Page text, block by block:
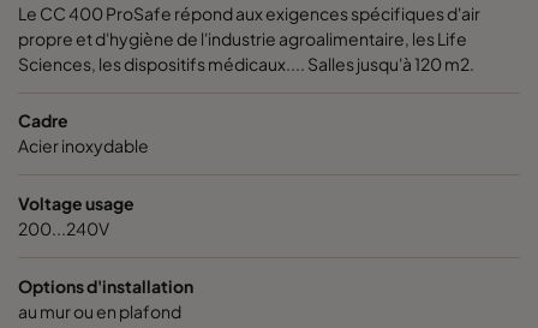
Le CC 400 ProSafe répond aux exigences spécifiques d'air
propre et d'hygiène de l'industrie agroalimentaire, les Life
Sciences, les dispositifs médicaux.... Salles jusqu'à 120 m2.
Cadre
Acier inoxydable
Voltage usage
200...240V
Options d'installation
au mur ou en plafond